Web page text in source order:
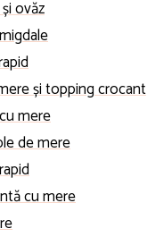
ovăz
și topping crocant
mere
de mere
cu mere